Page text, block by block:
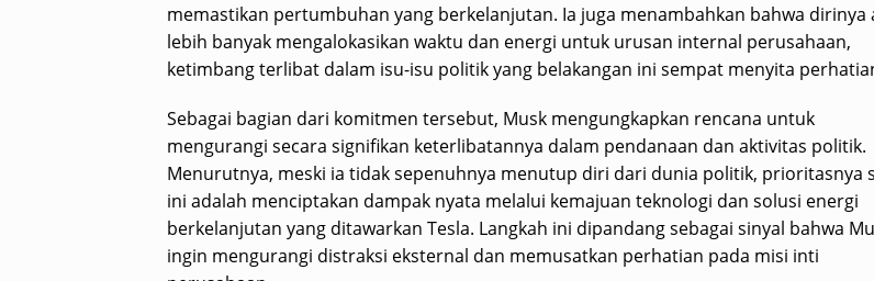
memastikan pertumbuhan yang berkelanjutan. Ia juga menambahkan bahwa dirinya
lebih banyak mengalokasikan waktu dan energi untuk urusan internal perusahaan,
ketimbang terlibat dalam isu-isu politik yang belakangan ini sempat menyita
Sebagai bagian dari komitmen tersebut, Musk mengungkapkan rencana untuk
mengurangi secara signifikan keterlibatannya dalam pendanaan dan aktivitas politik.
Menurutnya, meski ia tidak sepenuhnya menutup diri dari dunia politik, prioritasnya
ini adalah menciptakan dampak nyata melalui kemajuan teknologi dan solusi energi
berkelanjutan yang ditawarkan Tesla. Langkah ini dipandang sebagai sinyal bahwa
ingin mengurangi distraksi eksternal dan memusatkan perhatian pada misi inti